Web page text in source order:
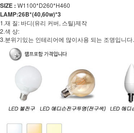
SIZE : W1100*D260*H460
LAMP:26B*(40,60w)*3
1.재 질: 바디(유리 커버, 스틸)제작
2.색 상:
3.분위기있는 인테리어에 많이사용 되는 조명입니다.